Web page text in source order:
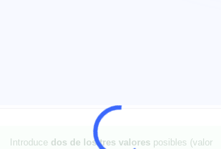
Introduce dos de los tres valores posibles (valor